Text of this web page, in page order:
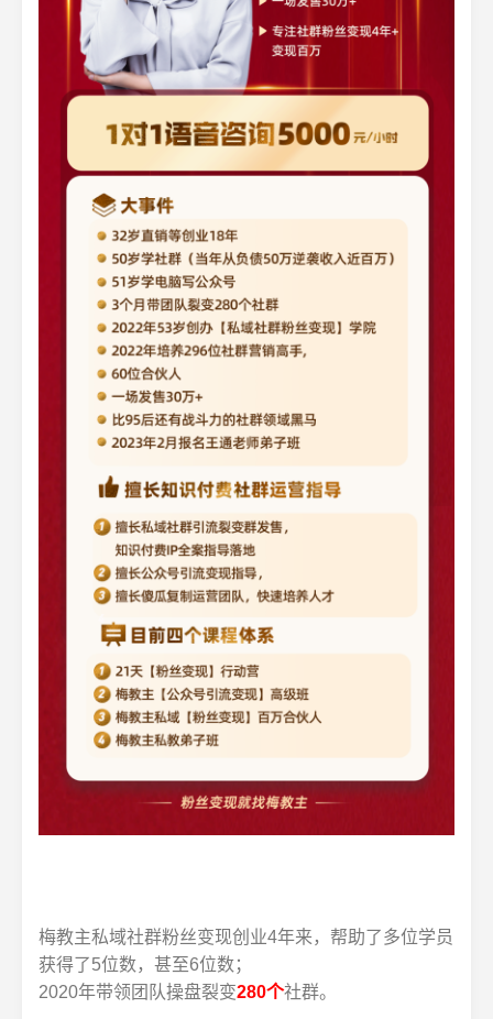
梅教主私域社群粉丝变现创业4年来，帮助了多位学员
获得了5位数，甚至6位数；
2020年带领团队操盘裂变280个社群。